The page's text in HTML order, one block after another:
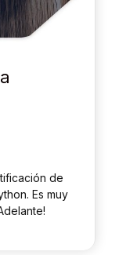
de
Es muy